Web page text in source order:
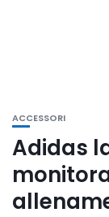
ACCESSORI
Adidas